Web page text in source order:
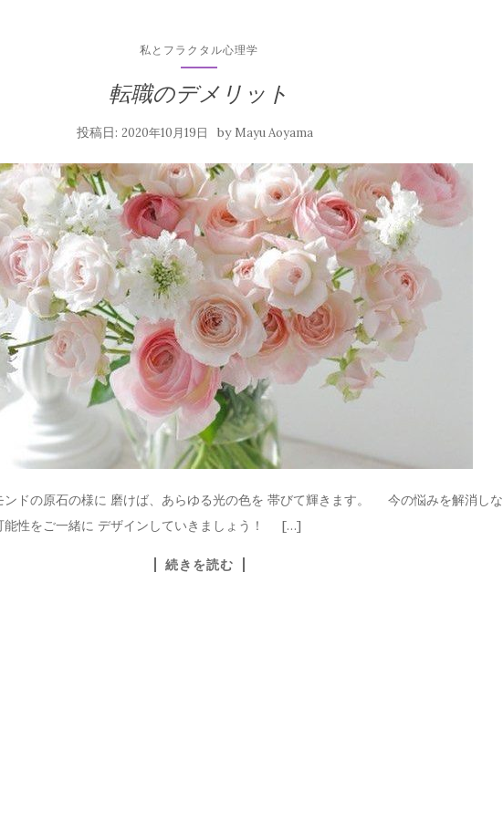
私とフラクタル心理学
転職のデメリット
投稿日: 2020年10月19日 by Mayu Aoyama
ンドの原石の様に 磨けば、あらゆる光の色を 帯びて輝きます。 今の悩みを解消しな
能性をご一緒に デザインしていきましょう！ […]
続きを読む